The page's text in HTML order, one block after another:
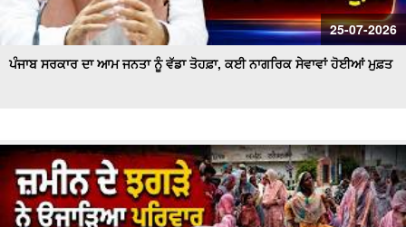
25-07-2026
ਪੰਜਾਬ ਸਰਕਾਰ ਦਾ ਆਮ ਜਨਤਾ ਨੂੰ ਵੱਡਾ ਤੋਹਫ਼ਾ, ਕਈ ਨਾਗਰਿਕ ਸੇਵਾਵਾਂ ਹੋਈਆਂ ਮੁਫ਼ਤ